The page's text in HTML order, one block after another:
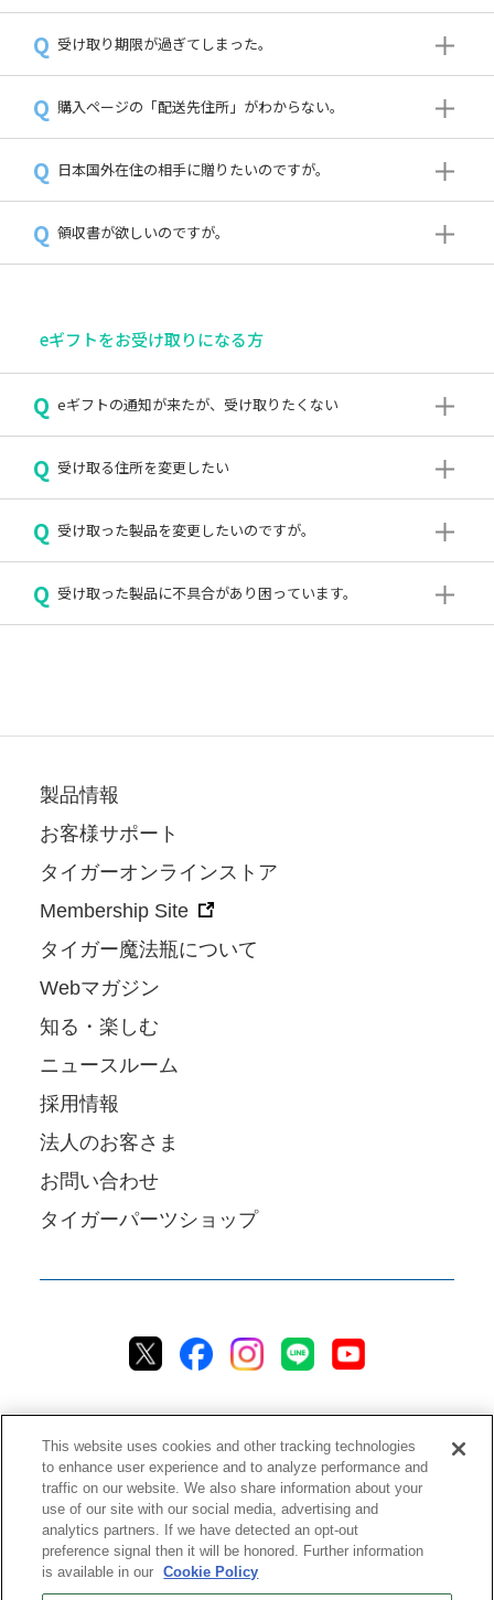
Q 受け取り期限が過ぎてしまった。
Q 購入ページの「配送先住所」がわからない。
Q 日本国外在住の相手に贈りたいのですが。
Q 領収書が欲しいのですが。
eギフトをお受け取りになる方
Q eギフトの通知が来たが、受け取りたくない
Q 受け取る住所を変更したい
Q 受け取った製品を変更したいのですが。
Q 受け取った製品に不具合があり困っています。
製品情報
お客様サポート
タイガーオンラインストア
Membership Site
タイガー魔法瓶について
Webマガジン
知る・楽しむ
ニュースルーム
採用情報
法人のお客さま
お問い合わせ
タイガーパーツショップ
プライバシーポリシー クッキーポリシー
アクセシビリティ
ご利用規約
情報セキュリティ方針
ソーシャルメディア利用方針
This website uses cookies and other tracking technologies
to enhance user experience and to analyze performance and
traffic on our website. We also share information about your
use of our site with our social media, advertising and
analytics partners. If we have detected an opt-out
preference signal then it will be honored. Further information
is available in our
Cookie Policy